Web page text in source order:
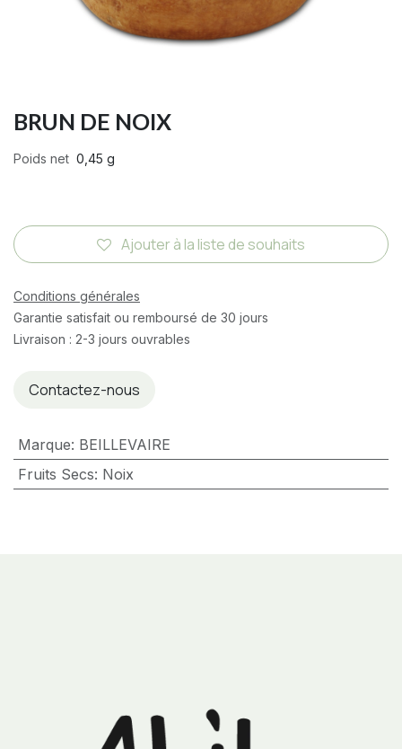
BRUN DE NOIX
Poids net 0,45 g
Ajouter à la liste de souhaits
Conditions générales
Garantie satisfait ou remboursé de 30 jours
Livraison : 2-3 jours ouvrables
Contactez-nous
Marque: BEILLEVAIRE
Fruits Secs: Noix